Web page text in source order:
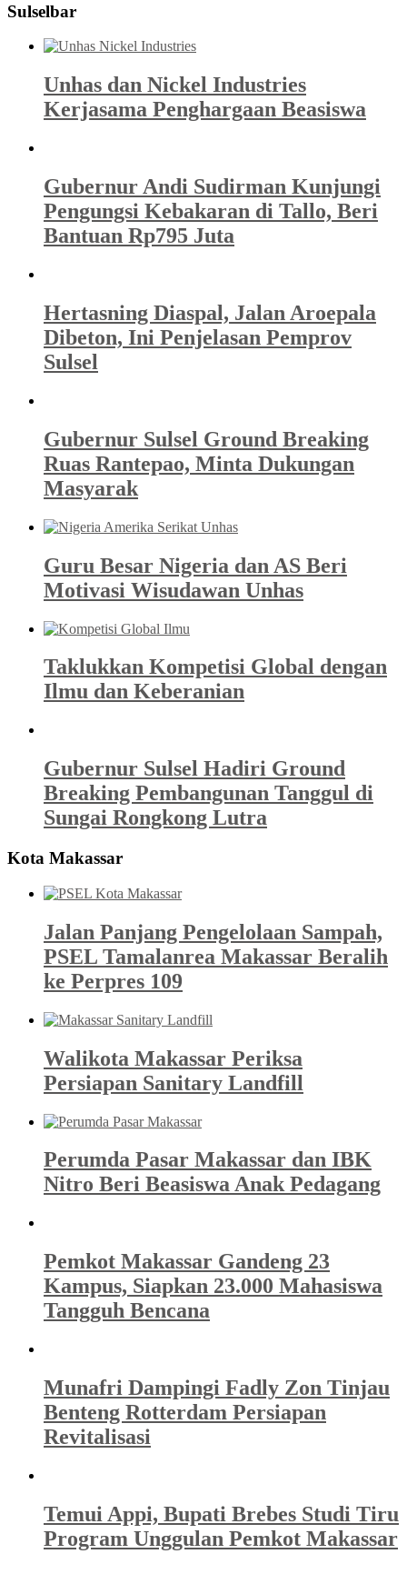
Sulselbar
Unhas dan Nickel Industries
Kerjasama Penghargaan Beasiswa
Gubernur Andi Sudirman Kunjungi
Pengungsi Kebakaran di Tallo, Beri
Bantuan Rp795 Juta
Hertasning Diaspal, Jalan Aroepala
Dibeton, Ini Penjelasan Pemprov
Sulsel
Gubernur Sulsel Ground Breaking
Ruas Rantepao, Minta Dukungan
Masyarak
Guru Besar Nigeria dan AS Beri
Motivasi Wisudawan Unhas
Taklukkan Kompetisi Global dengan
Ilmu dan Keberanian
Gubernur Sulsel Hadiri Ground
Breaking Pembangunan Tanggul di
Sungai Rongkong Lutra
Kota Makassar
Jalan Panjang Pengelolaan Sampah,
PSEL Tamalanrea Makassar Beralih
ke Perpres 109
Walikota Makassar Periksa
Persiapan Sanitary Landfill
Perumda Pasar Makassar dan IBK
Nitro Beri Beasiswa Anak Pedagang
Pemkot Makassar Gandeng 23
Kampus, Siapkan 23.000 Mahasiswa
Tangguh Bencana
Munafri Dampingi Fadly Zon Tinjau
Benteng Rotterdam Persiapan
Revitalisasi
Temui Appi, Bupati Brebes Studi Tiru
Program Unggulan Pemkot Makassar